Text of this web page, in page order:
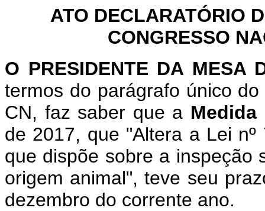
ATO DECLARATÓRIO
CONGRESSO
O PRESIDENTE DA MESA
termos do parágrafo único
CN, faz saber que a
de 2017, que "Altera a Lei
que dispõe sobre a inspeção
origem animal", teve seu
dezembro do corrente ano.